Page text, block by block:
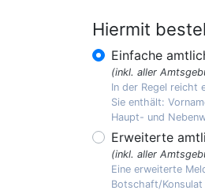
Hiermit
Einfache
(inkl. aller
In der Regel reicht
Sie enthält:
Haupt- und
Erweiterte
(inkl. aller
Eine erweiterte
Botschaft/Konsulat